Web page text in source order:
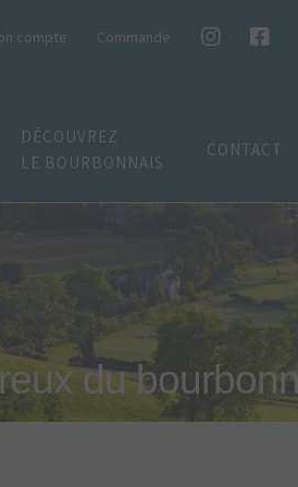
compte Commande
DÉCOUVREZ
LE BOURBONNAIS
CONTACT
du